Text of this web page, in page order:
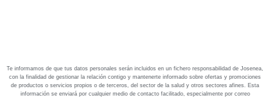
Te informamos de que tus datos personales serán incluidos en un fichero responsabilidad de Josenea,
con la finalidad de gestionar la relación contigo y mantenerte informado sobre ofertas y promociones
de productos o servicios propios o de terceros, del sector de la salud y otros sectores afines. Esta
información se enviará por cualquier medio de contacto facilitado, especialmente por correo